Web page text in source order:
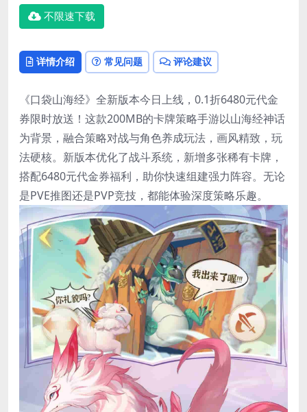
不限速下载
详情介绍 常见问题 评论建议
《口袋山海经》全新版本今日上线，0.1折6480元代金
券限时放送！这款200MB的卡牌策略手游以山海经神话
为背景，融合策略对战与角色养成玩法，画风精致，玩
法硬核。新版本优化了战斗系统，新增多张稀有卡牌，
搭配6480元代金券福利，助你快速组建强力阵容。无论
是PVE推图还是PVP竞技，都能体验深度策略乐趣。